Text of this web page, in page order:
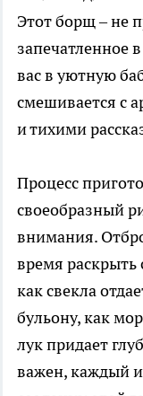
Этот борщ – не
запечатленное
вас в уютную
смешивается с
и тихими
Процесс
своеобразный
внимания.
время
как свекла
бульону, как
лук придает
важен, каждый